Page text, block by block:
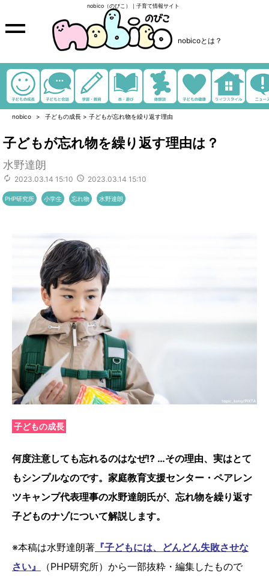
nobico（のびこ）｜子育て情報サイト
nobicoとは？
nobico 子どもの成長 > 子どもが忘れ物を繰り返す理由
子どもが忘れ物を繰り返す理由は？
水野達朗
2023.03.14 15:10 2023.03.14 15:10
PHP研究所 小学生 忘れ物 水野達朗
子どもの成長
何度注意しても忘れるのはなぜ!? …その理由、実はとて
もシンプルなのです。家庭教育支援センター・ペアレン
ツキャンプ代表理事の水野達朗氏が、忘れ物を繰り返す
子どものナゾについて解説します。
※本稿は水野達朗著 『子どもには、どんどん失敗させな
さい』
（PHP研究所）から一部抜粋・編集したもので